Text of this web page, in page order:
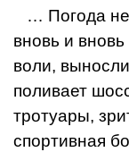
… Погода не
вновь и
воли,
поливает
тротуары,
спортивная